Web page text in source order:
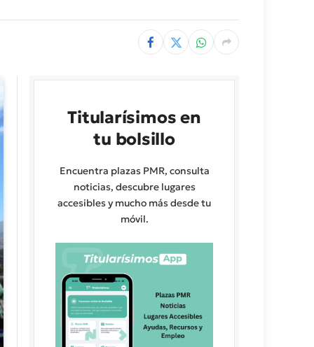
Titularísimos en
tu bolsillo
Encuentra plazas PMR, consulta
noticias, descubre lugares
accesibles y mucho más desde tu
móvil.